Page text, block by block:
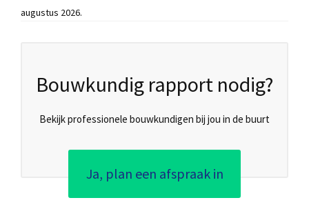
augustus 2026.
Bouwkundig rapport nodig?
Bekijk professionele bouwkundigen bij jou in de buurt
Ja, plan een afspraak in